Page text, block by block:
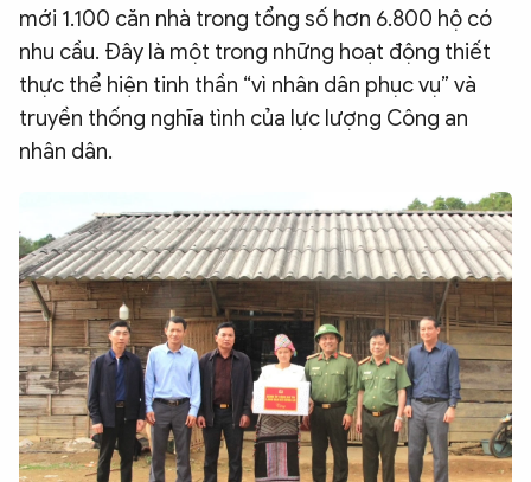
mới 1.100 căn nhà trong tổng số hơn 6.800 hộ có
nhu cầu. Đây là một trong những hoạt động thiết
thực thể hiện tinh thần “vì nhân dân phục vụ” và
truyền thống nghĩa tình của lực lượng Công an
nhân dân.